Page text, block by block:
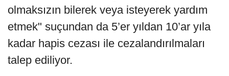
olmaksızın bilerek veya isteyerek yardım
etmek" suçundan da 5’er yıldan 10’ar yıla
kadar hapis cezası ile cezalandırılmaları
talep ediliyor.